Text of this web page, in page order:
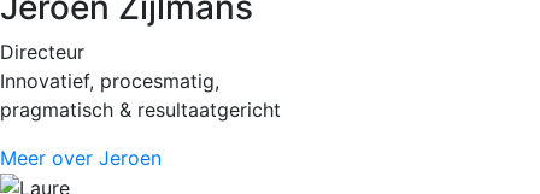
Directeur
Innovatief, procesmatig,
pragmatisch & resultaatgericht
Meer over Jeroen